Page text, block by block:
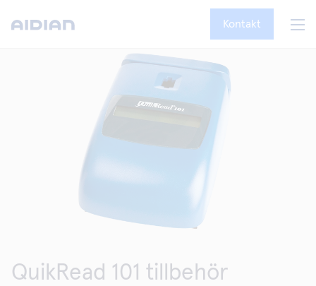
Kontakt
QuikRead 101 tillbehör